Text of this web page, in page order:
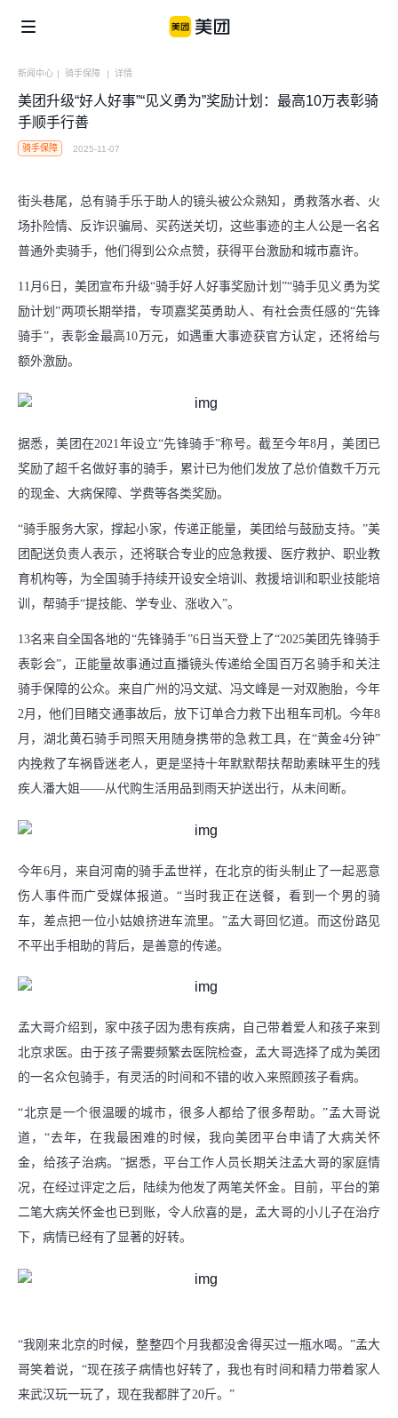
企业社会责任
便利用户生活
骑手关怀与发展
涌现新职业
产业
助力商家经营成长
社会
支持乡村振兴
下载中心
美团公益
青山科技基金
信息公开
食品安全
辟谣公告
新闻中心 | 骑手保障 | 详情
美团升级“好人好事”“见义勇为”奖励计划：最高10万表彰骑
手顺手行善
骑手保障 2025-11-07
街头巷尾，总有骑手乐于助人的镜头被公众熟知，勇救落水者、火
场扑险情、反诈识骗局、买药送关切，这些事迹的主人公是一名名
普通外卖骑手，他们得到公众点赞，获得平台激励和城市嘉许。
11月6日，美团宣布升级“骑手好人好事奖励计划”“骑手见义勇为奖
励计划”两项长期举措，专项嘉奖英勇助人、有社会责任感的“先锋
骑手”，表彰金最高10万元，如遇重大事迹获官方认定，还将给与
额外激励。
据悉，美团在2021年设立“先锋骑手”称号。截至今年8月，美团已
奖励了超千名做好事的骑手，累计已为他们发放了总价值数千万元
的现金、大病保障、学费等各类奖励。
“骑手服务大家，撑起小家，传递正能量，美团给与鼓励支持。”美
团配送负责人表示，还将联合专业的应急救援、医疗救护、职业教
育机构等，为全国骑手持续开设安全培训、救援培训和职业技能培
训，帮骑手“提技能、学专业、涨收入”。
13名来自全国各地的“先锋骑手”6日当天登上了“2025美团先锋骑手
表彰会”，正能量故事通过直播镜头传递给全国百万名骑手和关注
骑手保障的公众。来自广州的冯文斌、冯文峰是一对双胞胎，今年
2月，他们目睹交通事故后，放下订单合力救下出租车司机。今年8
月，湖北黄石骑手司照天用随身携带的急救工具，在“黄金4分钟”
内挽救了车祸昏迷老人，更是坚持十年默默帮扶帮助素昧平生的残
疾人潘大姐——从代购生活用品到雨天护送出行，从未间断。
今年6月，来自河南的骑手孟世祥，在北京的街头制止了一起恶意
伤人事件而广受媒体报道。“当时我正在送餐，看到一个男的骑
车，差点把一位小姑娘挤进车流里。”孟大哥回忆道。而这份路见
不平出手相助的背后，是善意的传递。
孟大哥介绍到，家中孩子因为患有疾病，自己带着爱人和孩子来到
北京求医。由于孩子需要频繁去医院检查，孟大哥选择了成为美团
的一名众包骑手，有灵活的时间和不错的收入来照顾孩子看病。
“北京是一个很温暖的城市，很多人都给了很多帮助。”孟大哥说
道，“去年，在我最困难的时候，我向美团平台申请了大病关怀
金，给孩子治病。”据悉，平台工作人员长期关注孟大哥的家庭情
况，在经过评定之后，陆续为他发了两笔关怀金。目前，平台的第
二笔大病关怀金也已到账，令人欣喜的是，孟大哥的小儿子在治疗
下，病情已经有了显著的好转。
“我刚来北京的时候，整整四个月我都没舍得买过一瓶水喝。”孟大
哥笑着说，“现在孩子病情也好转了，我也有时间和精力带着家人
来武汉玩一玩了，现在我都胖了20斤。”